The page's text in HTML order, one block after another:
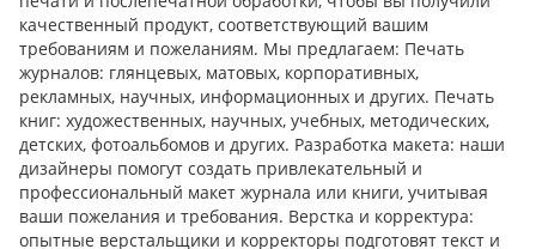
качественный продукт, соответствующий вашим
требованиям и пожеланиям. Мы предлагаем: Печать
журналов: глянцевых, матовых, корпоративных,
рекламных, научных, информационных и других. Печать
книг: художественных, научных, учебных, методических,
детских, фотоальбомов и других. Разработка макета: наши
дизайнеры помогут создать привлекательный и
профессиональный макет журнала или книги, учитывая
ваши пожелания и требования. Верстка и корректура:
опытные верстальщики и корректоры подготовят текст и